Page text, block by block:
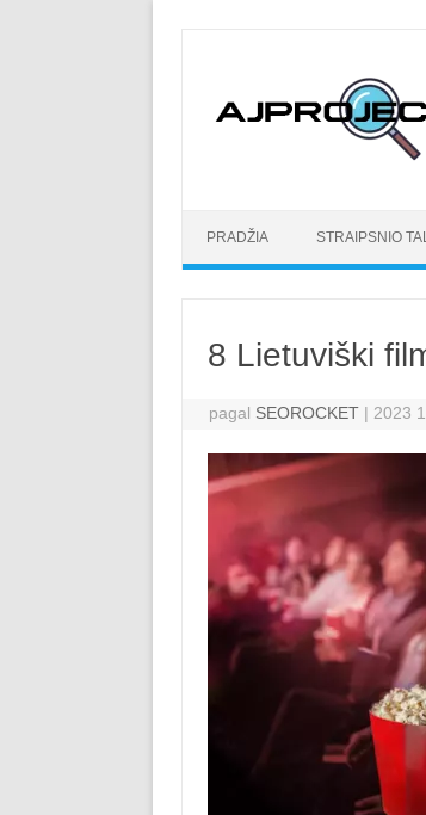
PRADŽIA STRAIPSNIO
8 Lietuviški
pagal SEOROCKET | 2023